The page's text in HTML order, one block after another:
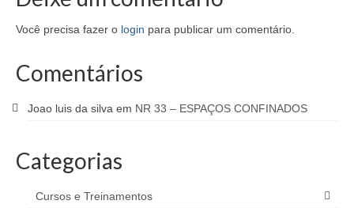
Você precisa fazer o login para publicar um comentário.
Comentários
Joao luis da silva em NR 33 – ESPAÇOS CONFINADOS
Categorias
Cursos e Treinamentos